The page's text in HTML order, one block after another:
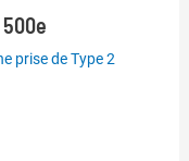
prise de Type 2